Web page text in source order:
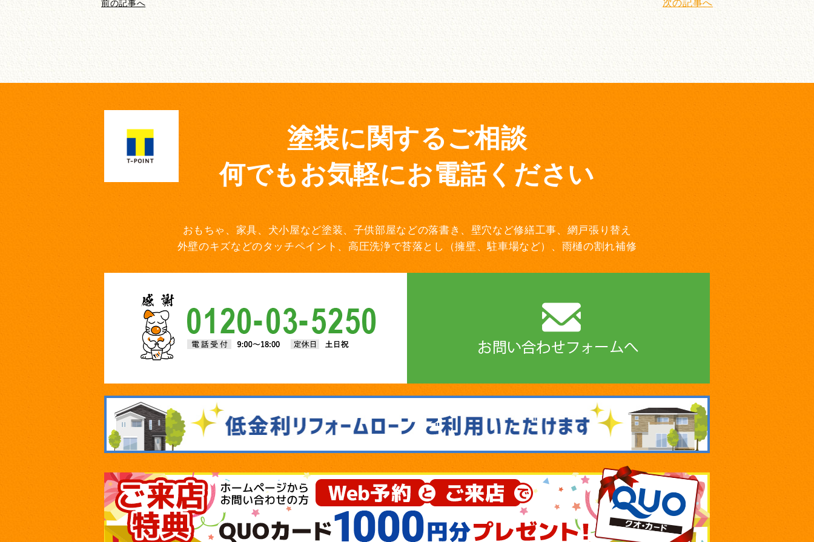
前の記事へ 次の記事へ
塗装に関するご相談
何でもお気軽にお電話ください
おもちゃ、家具、犬小屋など塗装、子供部屋などの落書き、壁穴など修繕工事、網戸張り替え
外壁のキズなどのタッチペイント、高圧洗浄で苔落とし（擁壁、駐車場など）、雨樋の割れ補修